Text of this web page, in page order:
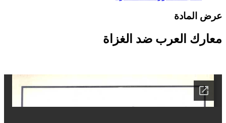
المادة
العرب ضد الغزاة